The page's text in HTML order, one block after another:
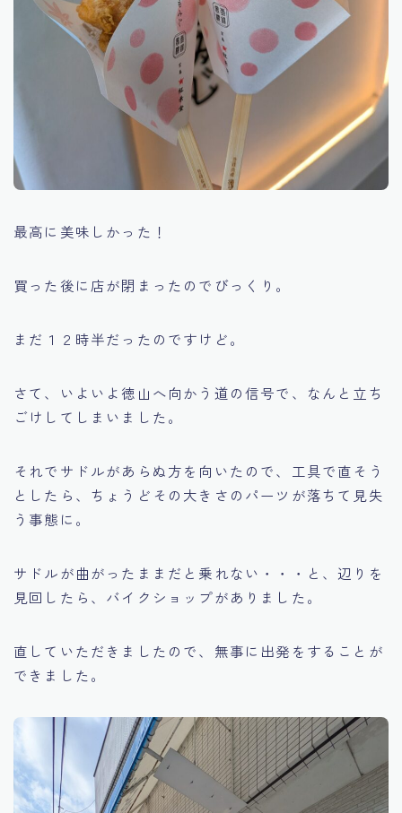
最高に美味しかった！
買った後に店が閉まったのでびっくり。
まだ１２時半だったのですけど。
さて、いよいよ徳山へ向かう道の信号で、なんと立ち
ごけしてしまいました。
それでサドルがあらぬ方を向いたので、工具で直そう
としたら、ちょうどその大きさのパーツが落ちて見失
う事態に。
サドルが曲がったままだと乗れない・・・と、辺りを
見回したら、バイクショップがありました。
直していただきましたので、無事に出発をすることが
できました。